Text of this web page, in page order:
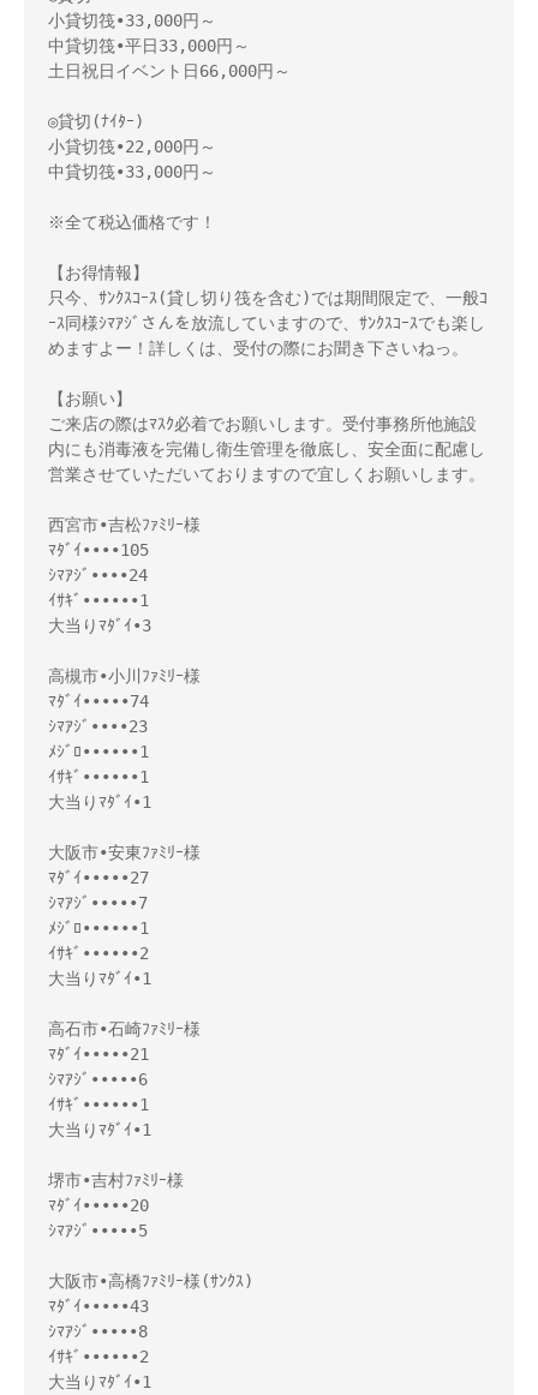
小貸切筏•33,000円～
中貸切筏•平日33,000円～
土日祝日イベント日66,000円～
◎貸切(ﾅｲﾀｰ)
小貸切筏•22,000円～
中貸切筏•33,000円～
※全て税込価格です！
【お得情報】
只今、ｻﾝｸｽｺｰｽ(貸し切り筏を含む)では期間限定で、一般ｺ
ｰｽ同様ｼﾏｱｼﾞさんを放流していますので、ｻﾝｸｽｺｰｽでも楽し
めますよー！詳しくは、受付の際にお聞き下さいねっ。
【お願い】
ご来店の際はﾏｽｸ必着でお願いします。受付事務所他施設
内にも消毒液を完備し衛生管理を徹底し、安全面に配慮し
営業させていただいておりますので宜しくお願いします。
西宮市•吉松ﾌｧﾐﾘｰ様
ﾏﾀﾞｲ••••105
ｼﾏｱｼﾞ••••24
ｲｻｷﾞ••••••1
大当りﾏﾀﾞｲ•3
高槻市•小川ﾌｧﾐﾘｰ様
ﾏﾀﾞｲ•••••74
ｼﾏｱｼﾞ••••23
ﾒｼﾞﾛ••••••1
ｲｻｷﾞ••••••1
大当りﾏﾀﾞｲ•1
大阪市•安東ﾌｧﾐﾘｰ様
ﾏﾀﾞｲ•••••27
ｼﾏｱｼﾞ•••••7
ﾒｼﾞﾛ••••••1
ｲｻｷﾞ••••••2
大当りﾏﾀﾞｲ•1
高石市•石崎ﾌｧﾐﾘｰ様
ﾏﾀﾞｲ•••••21
ｼﾏｱｼﾞ•••••6
ｲｻｷﾞ••••••1
大当りﾏﾀﾞｲ•1
堺市•吉村ﾌｧﾐﾘｰ様
ﾏﾀﾞｲ•••••20
ｼﾏｱｼﾞ•••••5
大阪市•高橋ﾌｧﾐﾘｰ様(ｻﾝｸｽ)
ﾏﾀﾞｲ•••••43
ｼﾏｱｼﾞ•••••8
ｲｻｷﾞ••••••2
大当りﾏﾀﾞｲ•1